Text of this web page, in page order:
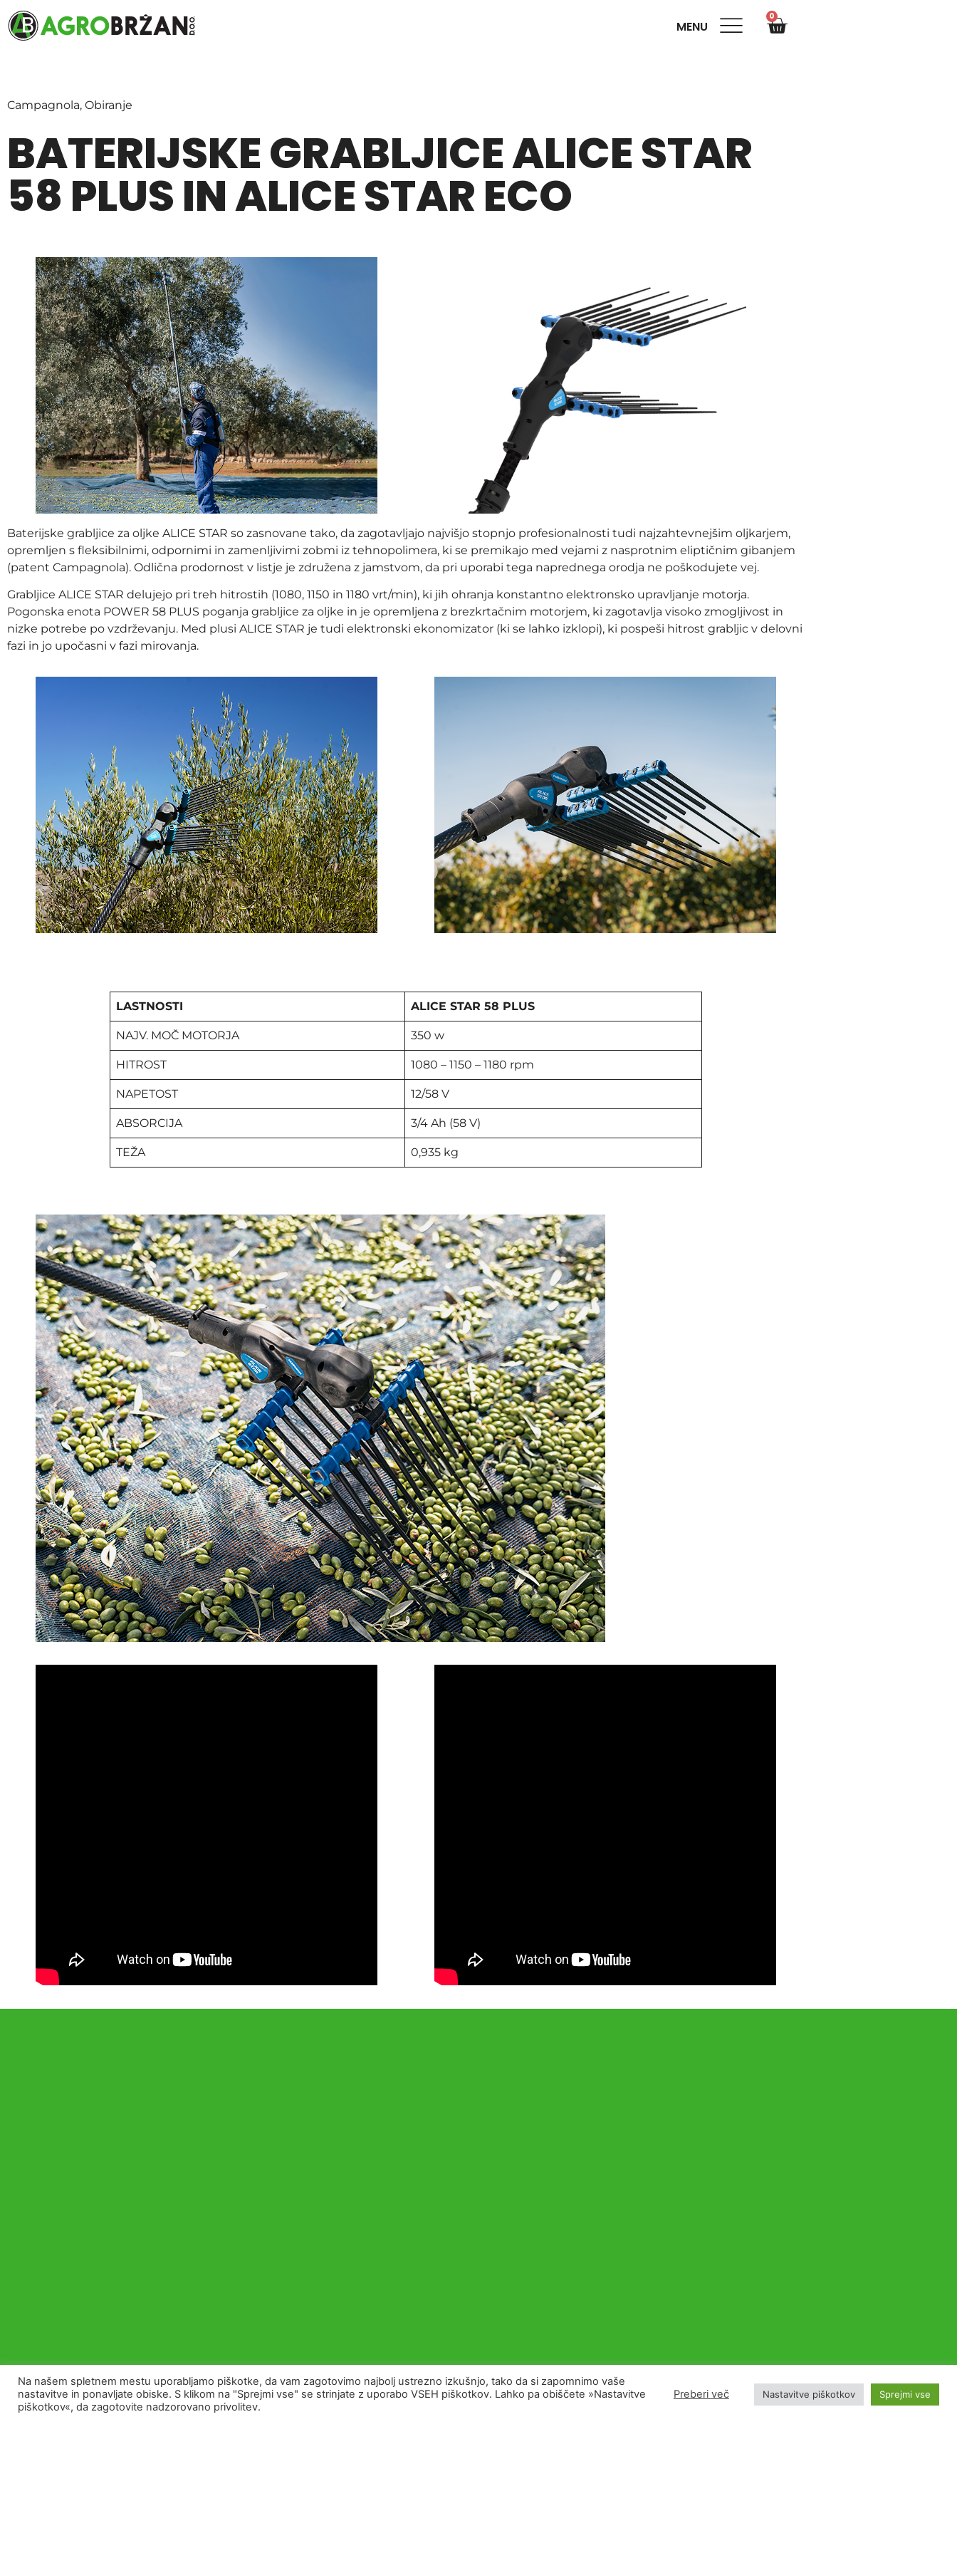
MENU
0
Campagnola, Obiranje
BATERIJSKE GRABLJICE ALICE STAR
58 PLUS IN ALICE STAR ECO
Baterijske grabljice za oljke ALICE STAR so zasnovane tako, da zagotavljajo najvišjo stopnjo profesionalnosti tudi najzahtevnejšim oljkarjem,
opremljen s fleksibilnimi, odpornimi in zamenljivimi zobmi iz tehnopolimera, ki se premikajo med vejami z nasprotnim eliptičnim gibanjem
(patent Campagnola). Odlična prodornost v listje je združena z jamstvom, da pri uporabi tega naprednega orodja ne poškodujete vej.
Grabljice ALICE STAR delujejo pri treh hitrostih (1080, 1150 in 1180 vrt/min), ki jih ohranja konstantno elektronsko upravljanje motorja.
Pogonska enota POWER 58 PLUS poganja grabljice za oljke in je opremljena z brezkrtačnim motorjem, ki zagotavlja visoko zmogljivost in
nizke potrebe po vzdrževanju. Med plusi ALICE STAR je tudi elektronski ekonomizator (ki se lahko izklopi), ki pospeši hitrost grabljic v delovni
fazi in jo upočasni v fazi mirovanja.
LASTNOSTI ALICE STAR 58 PLUS
NAJV. MOČ MOTORJA 350 w
HITROST 1080 – 1150 – 1180 rpm
NAPETOST 12/58 V
ABSORCIJA 3/4 Ah (58 V)
TEŽA 0,935 kg
Na našem spletnem mestu uporabljamo piškotke, da vam zagotovimo najbolj ustrezno izkušnjo, tako da si zapomnimo vaše
nastavitve in ponavljate obiske. S klikom na "Sprejmi vse" se strinjate z uporabo VSEH piškotkov. Lahko pa obiščete »Nastavitve
piškotkov«, da zagotovite nadzorovano privolitev.
Preberi več Nastavitve piškotkov Sprejmi vse